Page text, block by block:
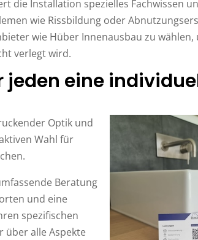
die Installation spezielles Fachwissen
wie Rissbildung oder
wie Hüber Innenausbau zu wählen,
verlegt wird.
jeden eine
Optik und
Wahl für
Beratung
und eine
spezifischen
über alle Aspekte